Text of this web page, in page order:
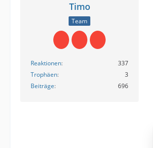
Timo
Team
Reaktionen
337
Trophäen
3
Beiträge
696